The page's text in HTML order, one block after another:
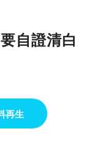
自證清白
再生